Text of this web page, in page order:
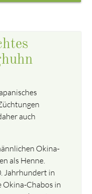
auch
Okina-
als Henne.
Jahrhundert in
Okina-Chabos in